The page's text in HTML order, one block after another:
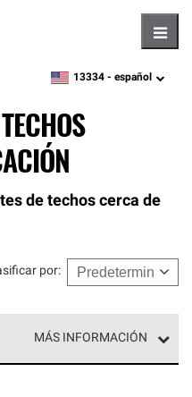
zipcode,language
13334 - español
de techos cerca de
por:
MÁS INFORMACIÓN
de techos